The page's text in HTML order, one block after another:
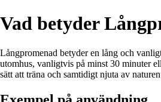
Vad betyder
Långpromenad betyder en lång och
utomhus, vanligtvis på minst 30 minuter
sätt att träna och samtidigt njuta av